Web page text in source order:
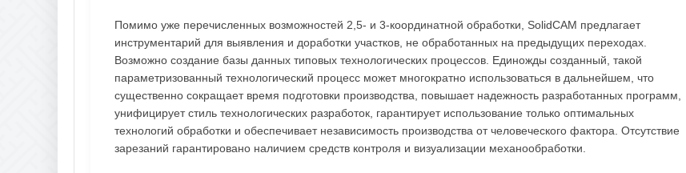
Помимо уже перечисленных возможностей 2,5- и 3-координатной обработки, SolidCAM предлагает
инструментарий для выявления и доработки участков, не обработанных на предыдущих переходах.
Возможно создание базы данных типовых технологических процессов. Единожды созданный, такой
параметризованный технологический процесс может многократно использоваться в дальнейшем, что
существенно сокращает время подготовки производства, повышает надежность разработанных программ,
унифицирует стиль технологических разработок, гарантирует использование только оптимальных
технологий обработки и обеспечивает независимость производства от человеческого фактора. Отсутствие
зарезаний гарантировано наличием средств контроля и визуализации механообработки.